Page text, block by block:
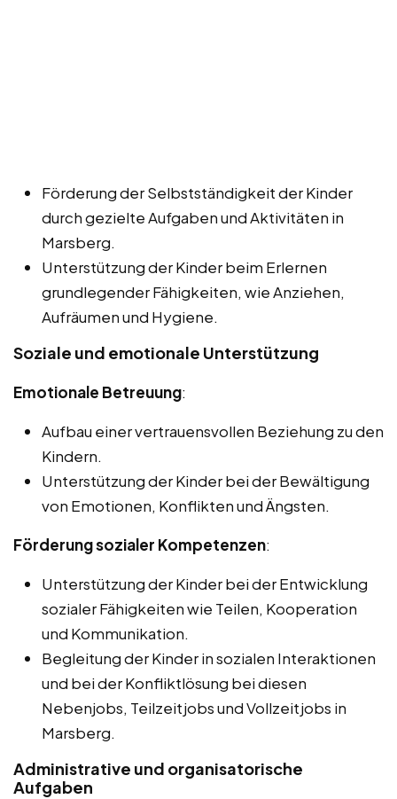
Förderung der Selbstständigkeit der Kinder
durch gezielte Aufgaben und Aktivitäten in
Marsberg.
Unterstützung der Kinder beim Erlernen
grundlegender Fähigkeiten, wie Anziehen,
Aufräumen und Hygiene.
Soziale und emotionale Unterstützung
Emotionale Betreuung:
Aufbau einer vertrauensvollen Beziehung zu den
Kindern.
Unterstützung der Kinder bei der Bewältigung
von Emotionen, Konflikten und Ängsten.
Förderung sozialer Kompetenzen:
Unterstützung der Kinder bei der Entwicklung
sozialer Fähigkeiten wie Teilen, Kooperation
und Kommunikation.
Begleitung der Kinder in sozialen Interaktionen
und bei der Konfliktlösung bei diesen
Nebenjobs, Teilzeitjobs und Vollzeitjobs in
Marsberg.
Administrative und organisatorische
Aufgaben